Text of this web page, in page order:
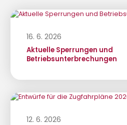
16. 6. 2026
Aktuelle Sperrungen und
Betriebsunterbrechungen
12. 6. 2026